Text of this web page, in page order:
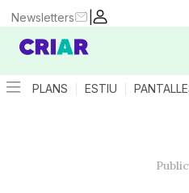
|
Newsletters
PLANS ESTIU